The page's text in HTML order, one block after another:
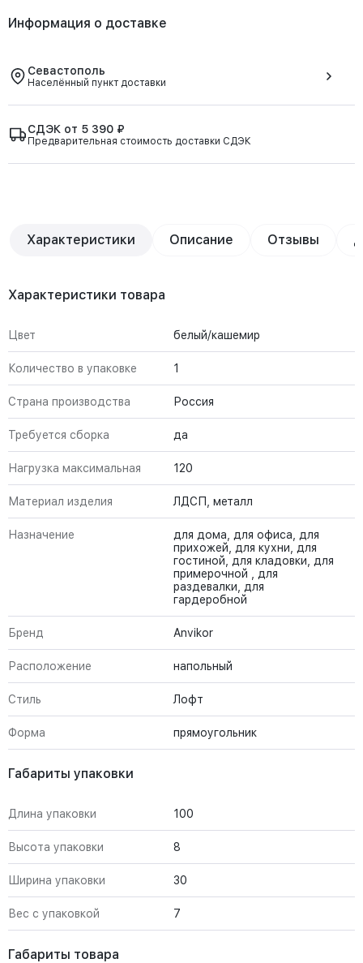
Информация о доставке
Севастополь
Населённый пункт доставки
СДЭК от 5 390 ₽
Предварительная стоимость доставки СДЭК
Характеристики Описание Отзывы
Характеристики товара
Цвет белый/кашемир
Количество в упаковке 1
Страна производства Россия
Требуется сборка да
Нагрузка максимальная 120
Материал изделия ЛДСП, металл
Назначение
для дома, для офиса, для
прихожей, для кухни, для
гостиной, для кладовки, для
примерочной , для
раздевалки, для
гардеробной
Бренд Anvikor
Расположение напольный
Стиль Лофт
Форма прямоугольник
Габариты упаковки
Длина упаковки 100
Высота упаковки 8
Ширина упаковки 30
Вес с упаковкой 7
Габариты товара